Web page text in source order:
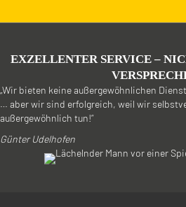
EXZELLENTER SERVICE –
„Wir bieten keine außergewöhnlichen
… aber wir sind erfolgreich, weil wir
außergewöhnlich tun!“
Günter Udelhofen